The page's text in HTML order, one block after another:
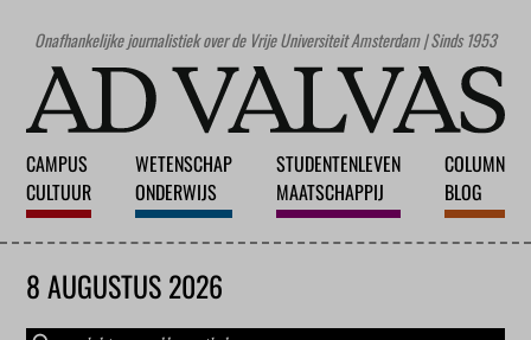
Onafhankelijke journalistiek over de Vrije Universiteit Amsterdam | Sinds 1953
CAMPUS
CULTUUR
WETENSCHAP
ONDERWIJS
STUDENTENLEVEN
MAATSCHAPPIJ
COLUMN
BLOG
8 AUGUSTUS 2026